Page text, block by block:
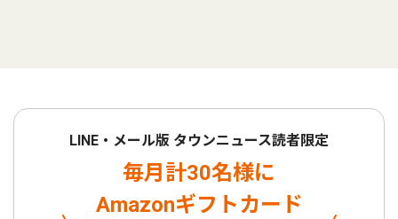
LINE・メール版 タウンニュース読者限定
毎月計30名様に
Amazonギフトカード